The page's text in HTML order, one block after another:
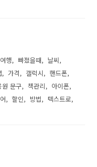
여행 뺘졌을때
날씨
가격 갤럭시
핸드폰
원 문구 책관리
아이폰
할인 방법 텍스트로